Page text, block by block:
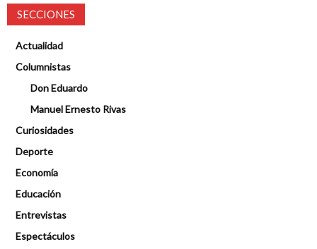
SECCIONES
Actualidad
Columnistas
Don Eduardo
Manuel Ernesto Rivas
Curiosidades
Deporte
Economía
Educación
Entrevistas
Espectáculos